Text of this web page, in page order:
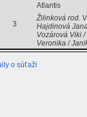
3
Atlantis
Žilinková rod.
Hajdinová
Vozárová Viki
Veronika /
o súťaži